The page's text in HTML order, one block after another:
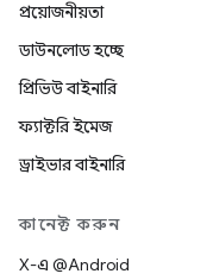
প্রয়োজনীয়তা
ডাউনলোড হচ্ছে
প্রিভিউ বাইনারি
ফ্যাক্টরি ইমেজ
ড্রাইভার বাইনারি
কানেক্ট করুন
X-এ @Android